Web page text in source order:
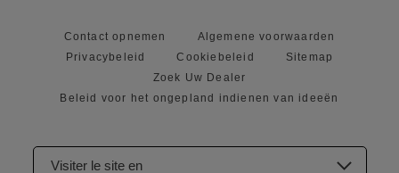
Contact opnemen
Algemene voorwaarden
Privacybeleid
Cookiebeleid
Sitemap
Zoek Uw Dealer
Beleid voor het ongepland indienen van ideeën
Visiter le site en